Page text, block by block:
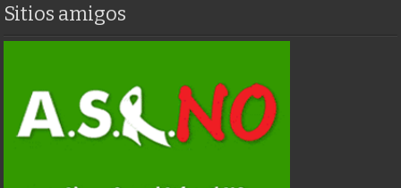
Sitios amigos